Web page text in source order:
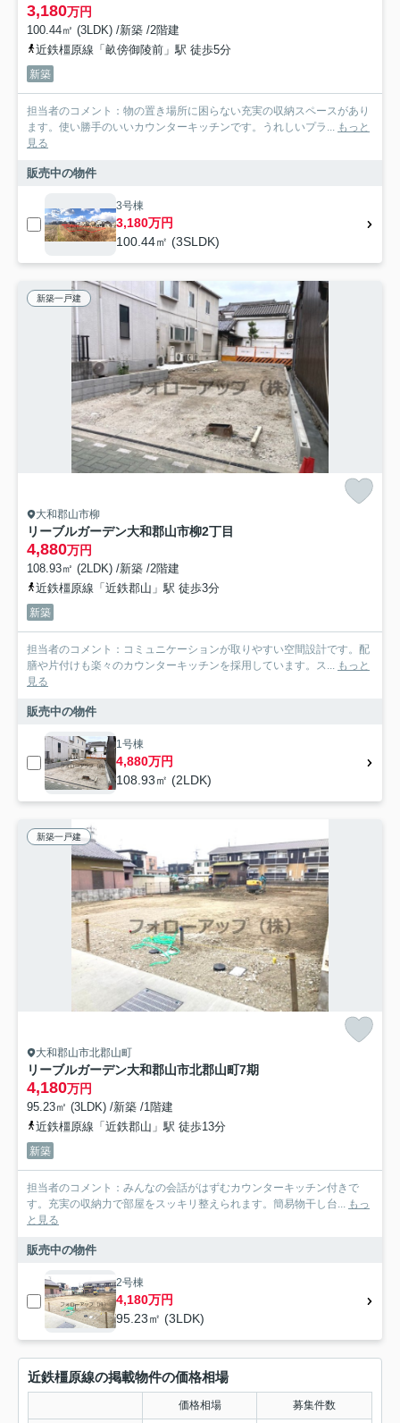
3,180万円
100.44㎡ (3LDK) /新築 /2階建
近鉄橿原線「畝傍御陵前」駅 徒歩5分
新築
担当者のコメント：物の置き場所に困らない充実の収納スペースがあり
ます。使い勝手のいいカウンターキッチンです。うれしいプラ... もっと
見る
販売中の物件
3号棟
3,180万円
100.44㎡ (3SLDK)
新築一戸建
大和郡山市柳
リーブルガーデン大和郡山市柳2丁目
4,880万円
108.93㎡ (2LDK) /新築 /2階建
近鉄橿原線「近鉄郡山」駅 徒歩3分
新築
担当者のコメント：コミュニケーションが取りやすい空間設計です。配
膳や片付けも楽々のカウンターキッチンを採用しています。ス... もっと
見る
販売中の物件
1号棟
4,880万円
108.93㎡ (2LDK)
新築一戸建
大和郡山市北郡山町
リーブルガーデン大和郡山市北郡山町7期
4,180万円
95.23㎡ (3LDK) /新築 /1階建
近鉄橿原線「近鉄郡山」駅 徒歩13分
新築
担当者のコメント：みんなの会話がはずむカウンターキッチン付きで
す。充実の収納力で部屋をスッキリ整えられます。簡易物干し台... もっ
と見る
販売中の物件
2号棟
4,180万円
95.23㎡ (3LDK)
近鉄橿原線の掲載物件の価格相場
価格相場 募集件数